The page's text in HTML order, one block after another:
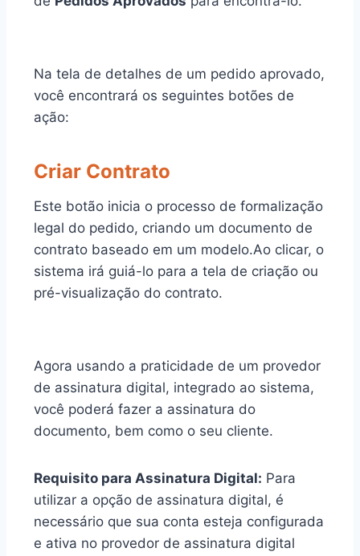
Na tela de detalhes de um pedido aprovado,
você encontrará os seguintes botões de
ação:
Criar Contrato
Este botão inicia o processo de formalização
legal do pedido, criando um documento de
contrato baseado em um modelo.Ao clicar, o
sistema irá guiá-lo para a tela de criação ou
pré-visualização do contrato.
Agora usando a praticidade de um provedor
de assinatura digital, integrado ao sistema,
você poderá fazer a assinatura do
documento, bem como o seu cliente.
Requisito para Assinatura Digital: Para
utilizar a opção de assinatura digital, é
necessário que sua conta esteja configurada
e ativa no provedor de assinatura digital